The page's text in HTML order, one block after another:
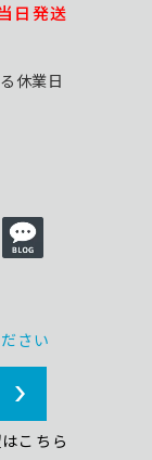
日発送
休業日
さい
こちら